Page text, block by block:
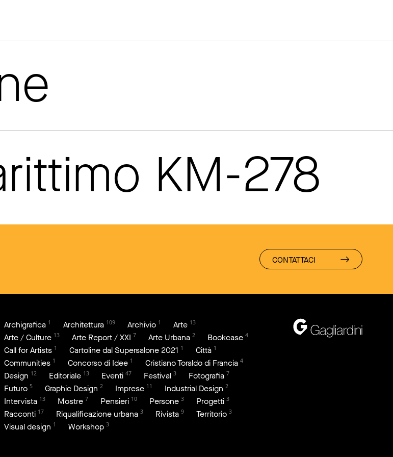
KM-278
CONTATTACI
Archigrafica 1 Architettura 109 Archivio 1 Arte 13
Arte / Culture 13 Arte Report / XXI 7 Arte Urbana 2 Bookcase 4
Call for Artists 1 Cartoline dal Supersalone 2021 1 Città 1
Communities 1 Concorso di Idee 1 Cristiano Toraldo di Francia 4
Design 12 Editoriale 13 Eventi 47 Festival 3 Fotografia 7
Futuro 5 Graphic Design 2 Imprese 11 Industrial Design 2
Intervista 13 Mostre 7 Pensieri 10 Persone 3 Progetti 3
Racconti 17 Riqualificazione urbana 3 Rivista 9 Territorio 3
Visual design 1 Workshop 3